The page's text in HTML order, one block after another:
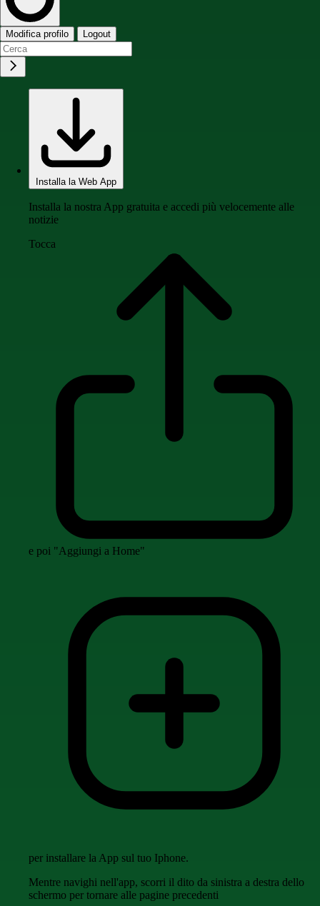
Modifica profilo Logout
Installa la Web App
Installa la nostra App gratuita e accedi più velocemente alle
notizie
Tocca
e poi "Aggiungi a Home"
per installare la App sul tuo Iphone.
Mentre navighi nell'app, scorri il dito da sinistra a destra dello
schermo per tornare alle pagine precedenti